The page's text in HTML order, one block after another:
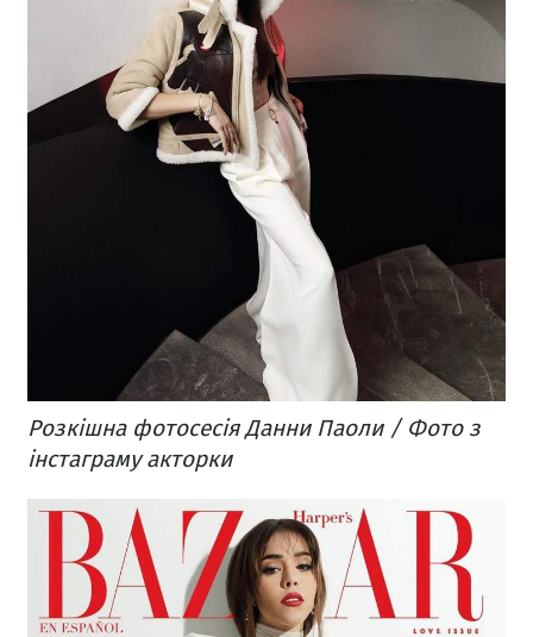
Розкішна фотосесія Данни Паоли / Фото з
інстаграму акторки